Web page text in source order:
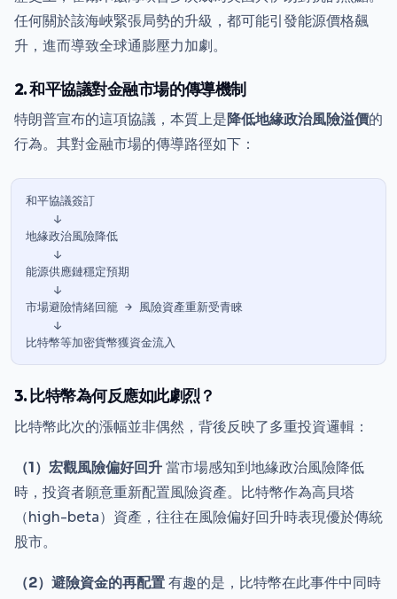
任何關於該海峽緊張局勢的升級，都可能引發能源價格飆
升，進而導致全球通膨壓力加劇。
2. 和平協議對金融市場的傳導機制
特朗普宣布的這項協議，本質上是降低地緣政治風險溢價的
行為。其對金融市場的傳導路徑如下：
和平協議簽訂
    ↓
地緣政治風險降低
    ↓
能源供應鏈穩定預期
    ↓
市場避險情緒回籠 → 風險資產重新受青睞
    ↓
3. 比特幣為何反應如此劇烈？
比特幣此次的漲幅並非偶然，背後反映了多重投資邏輯：
（1）宏觀風險偏好回升當市場感知到地緣政治風險降低
時，投資者願意重新配置風險資產。比特幣作為高貝塔
（high-beta）資產，往往在風險偏好回升時表現優於傳統
股市。
（2）避險資金的再配置有趣的是，比特幣在此事件中同時